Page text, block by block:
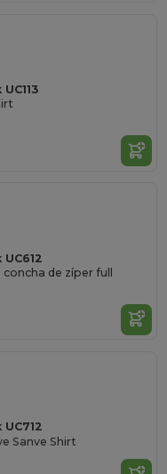
de zíper full
Sanve Shirt